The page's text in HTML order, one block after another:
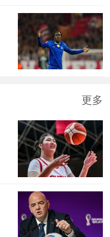
更多